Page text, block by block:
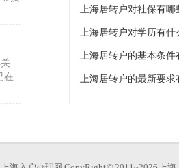
在
问
上海居转户对社保有哪
上海居转户对学历有什
上海居转户的基本条件
上海居转户的最新要求